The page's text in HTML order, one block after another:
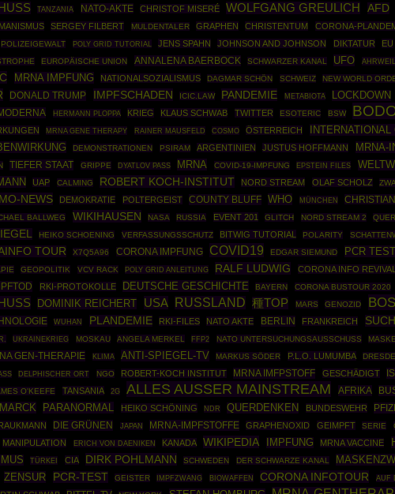
TANZANIA NATO-AKTE CHRISTOF MISERÉ WOLFGANG GREULICH AFD
SERGEY FILBERT MULDENTALER GRAPHEN CHRISTENTUM CORONA-
POLIZEIGEWALT POLY GRID TUTORIAL JENS SPAHN JOHNSON AND JOHNSON DIKTATUR EU
EUROPÄISCHE UNION ANNALENA BAERBOCK SCHWARZER KANAL UFO
MRNA IMPFUNG NATIONALSOZIALISMUS DAGMAR SCHÖN SCHWEIZ NEW WORLD
DONALD TRUMP IMPFSCHADEN ICIC.LAW PANDEMIE METABIOTA LOCKDOWN
HERMANN PLOPPA KRIEG KLAUS SCHWAB TWITTER ESOTERIC BSW
MRNA GENE THERAPY RAINER MAUSFELD COSMO ÖSTERREICH
DEMONSTRATIONEN PSIRAM ARGENTINIEN JUSTUS HOFFMANN MRNA-
TIEFER STAAT GRIPPE DYATLOV PASS MRNA COVID-19-IMPFUNG EPSTEIN FILES
UAP CALMING ROBERT KOCH-INSTITUT NORD STREAM OLAF SCHOLZ
NEWS DEMOKRATIE POLTERGEIST COUNTY BLUFF WHO MÜNCHEN
BALLWEG WIKIHAUSEN NASA RUSSIA EVENT 201 GLITCH NORD STREAM 2
HEIKO SCHOENING VERFASSUNGSSCHUTZ BITWIG TUTORIAL POLARITY
TOUR X7Q5A96 CORONA IMPFUNG COVID19 EDGAR SIEMUND PCR TEST
GEOPOLITIK VCV RACK POLY GRID ANLEITUNG RALF LUDWIG CORONA INFO
RKI-PROTOKOLLE DEUTSCHE GESCHICHTE BAYERN CORONA BUSTOUR 2020
DOMINIK REICHERT USA RUSSLAND 種TOP MARS GENOZID
WUHAN PLANDEMIE RKI-FILES NATO AKTE BERLIN FRANKREICH
UKRAINEKRIEG MOSKAU ANGELA MERKEL FFP2 NATO UNTERSUCHUNGSAUSSCHUSS
GEN-THERAPIE KLIMA ANTI-SPIEGEL-TV MARKUS SÖDER P.L.O. LUMUMBA
DELPHISCHER ORT NGO ROBERT-KOCH INSTITUT MRNA IMFPSTOFF GESCHÄDIGT
O'KEEFE TANSANIA 2G ALLES AUSSER MAINSTREAM AFRIKA
PARANORMAL HEIKO SCHÖNING NDR QUERDENKEN BUNDESWEHR
DIE GRÜNEN JAPAN MRNA-IMPFSTOFFE GRAPHENOXID GEIMPFT SERIE
MANIPULATION ERICH VON DAENIKEN KANADA WIKIPEDIA IMPFUNG MRNA VACCINE
TÜRKEI CIA DIRK POHLMANN SCHWEDEN DER SCHWARZE KANAL
ZENSUR PCR-TEST GEISTER IMPFZWANG BIOWAFFEN CORONA INFOTOUR AUF